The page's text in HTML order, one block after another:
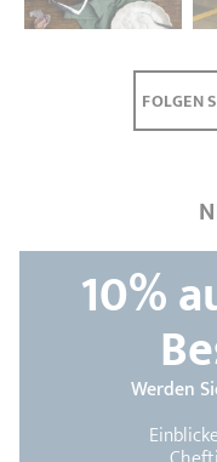
10%
Werden
FOLGEN